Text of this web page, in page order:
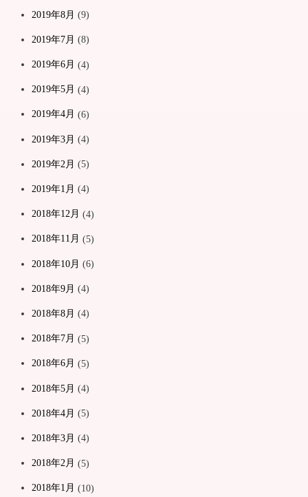
2019年8月 (9)
2019年7月 (8)
2019年6月 (4)
2019年5月 (4)
2019年4月 (6)
2019年3月 (4)
2019年2月 (5)
2019年1月 (4)
2018年12月 (4)
2018年11月 (5)
2018年10月 (6)
2018年9月 (4)
2018年8月 (4)
2018年7月 (5)
2018年6月 (5)
2018年5月 (4)
2018年4月 (5)
2018年3月 (4)
2018年2月 (5)
2018年1月 (10)